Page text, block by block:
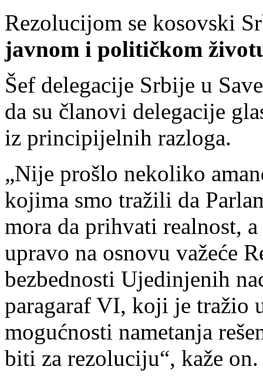
Rezolucijom se kosovski
javnom i političkom
Šef delegacije Srbije u
da su članovi delegacije
iz principijelnih razloga.
„Nije prošlo nekoliko
kojima smo tražili da
mora da prihvati realnost,
upravo na osnovu važeće
bezbednosti Ujedinjenih
paragaraf VI, koji je tražio
mogućnosti nametanja
biti za rezoluciju“, kaže on.